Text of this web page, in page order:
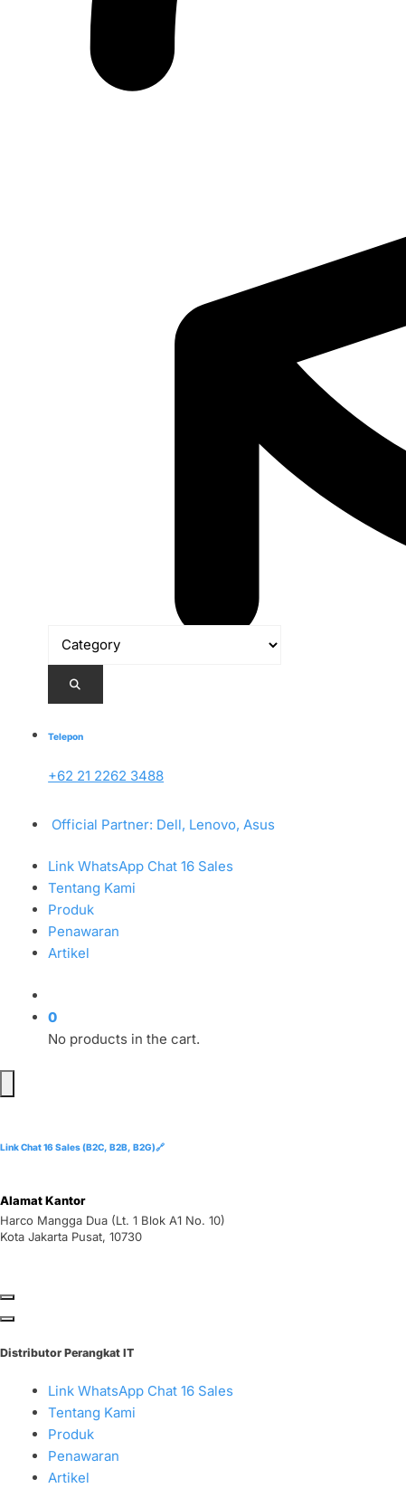
Telepon
+62 21 2262 3488
Official Partner: Dell, Lenovo, Asus
Link WhatsApp Chat 16 Sales
Tentang Kami
Produk
Penawaran
Artikel
0
No products in the cart.
Link Chat 16 Sales (B2C, B2B, B2G)🔗
Alamat Kantor
Harco Mangga Dua (Lt. 1 Blok A1 No. 10)
Kota Jakarta Pusat, 10730
Distributor Perangkat IT
Link WhatsApp Chat 16 Sales
Tentang Kami
Produk
Penawaran
Artikel